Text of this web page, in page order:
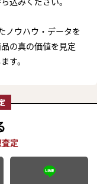
ノウハウ・データを
の真の価値を見定
す。